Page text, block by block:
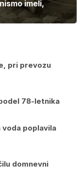
imeli,
pri prevozu
78-letnika
voda poplavila
domnevni